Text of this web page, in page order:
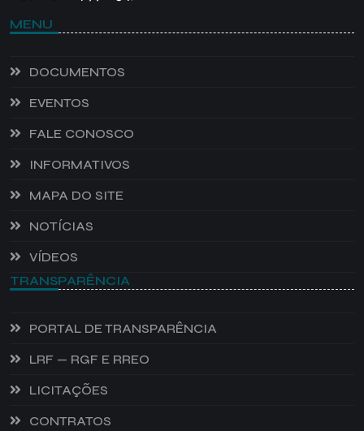
MENU
DOCUMENTOS
EVENTOS
FALE CONOSCO
INFORMATIVOS
MAPA DO SITE
NOTÍCIAS
VÍDEOS
TRANSPARÊNCIA
PORTAL DE TRANSPARÊNCIA
LRF — RGF E RREO
LICITAÇÕES
CONTRATOS